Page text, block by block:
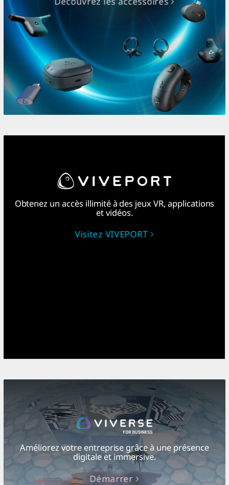
Obtenez un accès illimité à des jeux VR, applications
et vidéos.
Visitez VIVEPORT
Améliorez votre entreprise grâce à une présence
digitale et immersive.
Démarrer